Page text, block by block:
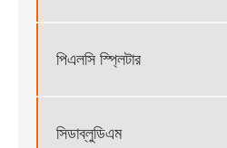
পিএলসি স্প্লিটার
সিডাব্লুডিএম